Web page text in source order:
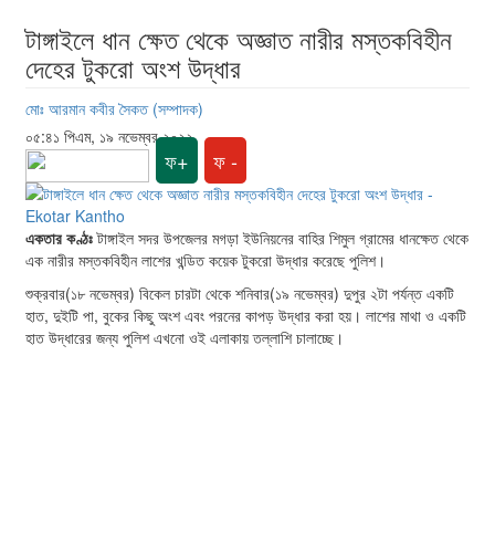
টাঙ্গাইলে ধান ক্ষেত থেকে অজ্ঞাত নারীর মস্তকবিহীন
দেহের টুকরো অংশ উদ্ধার
মোঃ আরমান কবীর সৈকত (সম্পাদক)
০৫:৪১ পিএম, ১৯ নভেম্বর ২০২২
ফ+ ফ -
একতার কণ্ঠঃটাঙ্গাইল সদর উপজেলর মগড়া ইউনিয়নের বাহির শিমুল গ্রামের ধানক্ষেত থেকে
এক নারীর মস্তকবিহীন লাশের খন্ডিত কয়েক টুকরো উদ্ধার করেছে পুলিশ।
শুক্রবার(১৮ নভেম্বর) বিকেল চারটা থেকে শনিবার(১৯ নভেম্বর) দুপুর ২টা পর্যন্ত একটি
হাত, দুইটি পা, বুকের কিছু অংশ এবং পরনের কাপড় উদ্ধার করা হয়। লাশের মাথা ও একটি
হাত উদ্ধারের জন্য পুলিশ এখনো ওই এলাকায় তল্লাশি চালাচ্ছে।